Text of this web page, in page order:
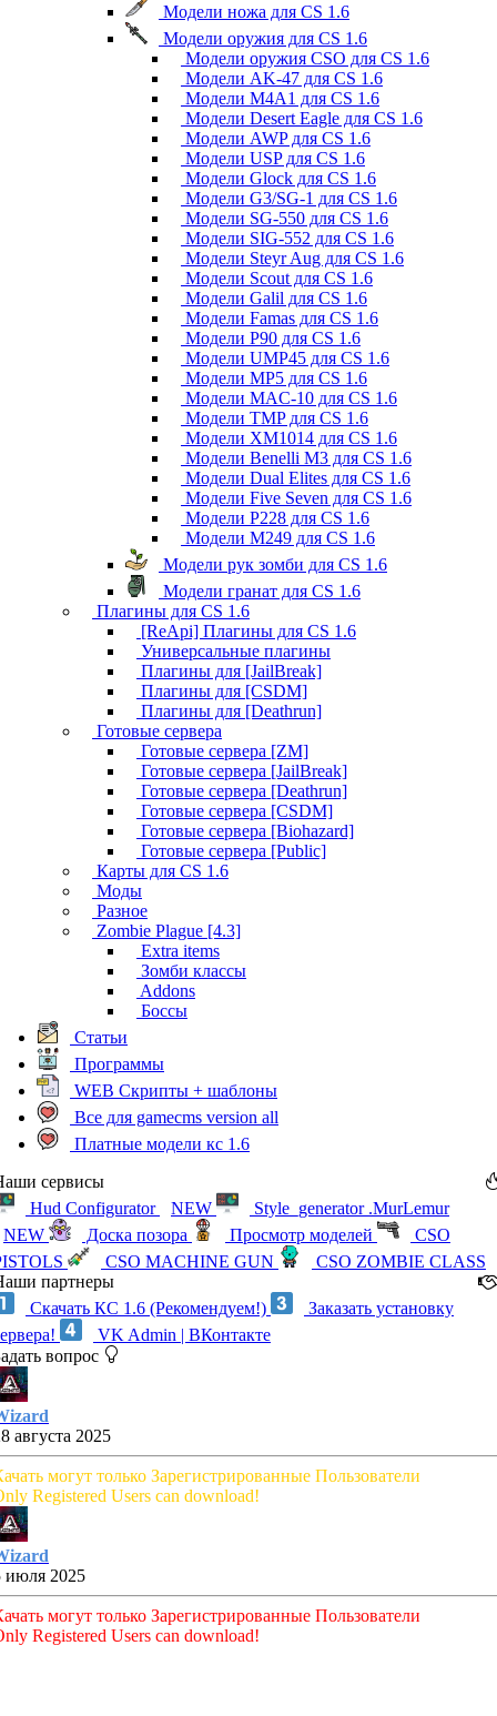
Модели ножа для CS 1.6
Модели оружия для CS 1.6
Модели оружия CSO для CS 1.6
Модели AK-47 для CS 1.6
Модели M4A1 для CS 1.6
Модели Desert Eagle для CS 1.6
Модели AWP для CS 1.6
Модели USP для CS 1.6
Модели Glock для CS 1.6
Модели G3/SG-1 для CS 1.6
Модели SG-550 для CS 1.6
Модели SIG-552 для CS 1.6
Модели Steyr Aug для CS 1.6
Модели Scout для CS 1.6
Модели Galil для CS 1.6
Модели Famas для CS 1.6
Модели P90 для CS 1.6
Модели UMP45 для CS 1.6
Модели MP5 для CS 1.6
Модели MAC-10 для CS 1.6
Модели TMP для CS 1.6
Модели XM1014 для CS 1.6
Модели Benelli M3 для CS 1.6
Модели Dual Elites для CS 1.6
Модели Five Seven для CS 1.6
Модели P228 для CS 1.6
Модели M249 для CS 1.6
Модели рук зомби для CS 1.6
Модели гранат для CS 1.6
Плагины для CS 1.6
[ReApi] Плагины для CS 1.6
Универсальные плагины
Плагины для [JailBreak]
Плагины для [CSDM]
Плагины для [Deathrun]
Готовые сервера
Готовые сервера [ZM]
Готовые сервера [JailBreak]
Готовые сервера [Deathrun]
Готовые сервера [CSDM]
Готовые сервера [Biohazard]
Готовые сервера [Public]
Карты для CS 1.6
Моды
Разное
Zombie Plague [4.3]
Extra items
Зомби классы
Addons
Боссы
Статьи
Программы
WEB Скрипты + шаблоны
Все для gamecms version all
Платные модели кс 1.6
сервисы
Hud Configurator
NEW
Style_generator .MurLemur
NEW
Доска позора Просмотр моделей
CSO
CSO MACHINE GUN
CSO ZOMBIE CLASS
партнеры
Скачать КС 1.6 (Рекомендуем!)
Заказать установку
VK Admin | ВКонтакте
вопрос
августа 2025
могут только Зарегистрированные Пользователи
Registered Users can download!
июля 2025
могут только Зарегистрированные Пользователи
Registered Users can download!